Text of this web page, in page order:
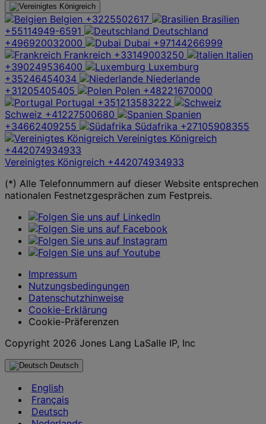
Belgien +3225502617
Brasilien
+55114949-6591
Deutschland
+496920032000
Dubai +97144266999
Frankreich +33149003250
Italien
+390249536400
Luxemburg
+35246454034
Niederlande
+31205405405
Polen +48221670000
Portugal +351213583222
Schweiz +41227500680
Spanien
+34662409255
Südafrika +27105908355
Vereinigtes Königreich
+442074934933
Vereinigtes Königreich +442074934933
(*) Alle Telefonnummern auf dieser Website entsprechen
nationalen Festnetzgesprächen zum Festpreis.
Impressum
Nutzungsbedingungen
Datenschutzhinweise
Cookie-Erklärung
Cookie-Präferenzen
Copyright 2026 Jones Lang LaSalle IP, Inc
Deutsch
English
Français
Deutsch